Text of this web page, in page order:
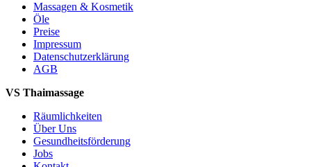
Massagen & Kosmetik
Öle
Preise
Impressum
Datenschutzerklärung
AGB
VS Thaimassage
Räumlichkeiten
Über Uns
Gesundheitsförderung
Jobs